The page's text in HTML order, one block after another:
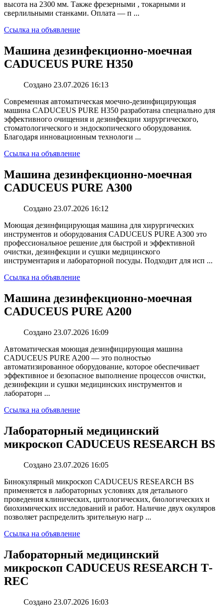
высота на 2300 мм. Также фрезерными , токарными и
сверлильными станками. Оплата — п ...
Ссылка на объявление
Машина дезинфекционно-моечная
CADUCEUS PURE H350
Создано 23.07.2026 16:13
Современная автоматическая моечно-дезинфицирующая
машина CADUCEUS PURE H350 разработана специально для
эффективного очищения и дезинфекции хирургического,
стоматологического и эндоскопического оборудования.
Благодаря инновационным технологи ...
Ссылка на объявление
Машина дезинфекционно-моечная
CADUCEUS PURE А300
Создано 23.07.2026 16:12
Моющая дезинфицирующая машина для хирургических
инструментов и оборудования CADUCEUS PURE A300 это
профессиональное решение для быстрой и эффективной
очистки, дезинфекции и сушки медицинского
инструментария и лабораторной посуды. Подходит для исп ...
Ссылка на объявление
Машина дезинфекционно-моечная
CADUCEUS PURE A200
Создано 23.07.2026 16:09
Автоматическая моющая дезинфицирующая машина
CADUCEUS PURE A200 — это полностью
автоматизированное оборудование, которое обеспечивает
эффективное и безопасное выполнение процессов очистки,
дезинфекции и сушки медицинских инструментов и
лабораторн ...
Ссылка на объявление
Лабораторный медицинский
микроскоп CADUCEUS RESEARCH BS
Создано 23.07.2026 16:05
Бинокулярный микроскоп CADUCEUS RESEARCH BS
применяется в лабораторных условиях для детального
проведения клинических, цитологических, биологических и
биохимических исследований и работ. Наличие двух окуляров
позволяет распределить зрительную нагр ...
Ссылка на объявление
Лабораторный медицинский
микроскоп CADUCEUS RESEARCH Т-
REC
Создано 23.07.2026 16:03